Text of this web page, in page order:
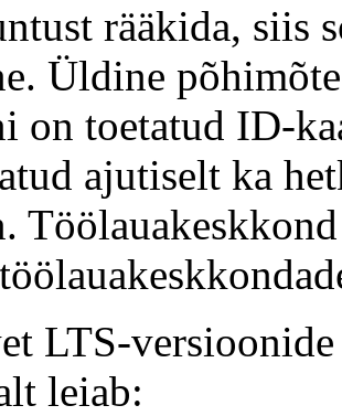
rääkida, siis
Üldine
on toetatud ID-
ajutiselt ka
LTS-
leiab: